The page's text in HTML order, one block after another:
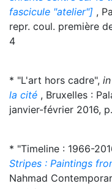
fascicule "atelier"] ,
repr. coul. première
4
* "L'art hors cadre", in
la cité , Bruxelles :
janvier-février 2016,
* "Timeline : 1966-
Stripes : Paintings
Nahmad